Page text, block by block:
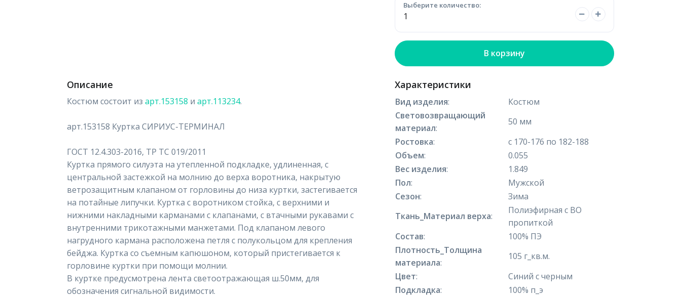
Выберите количество:
В корзину
Описание
Костюм состоит из арт.153158 и арт.113234.
арт.153158 Куртка СИРИУС-ТЕРМИНАЛ
ГОСТ 12.4.303-2016, ТР ТС 019/2011
Куртка прямого силуэта на утепленной подкладке, удлиненная, с
центральной застежкой на молнию до верха воротника, накрытую
ветрозащитным клапаном от горловины до низа куртки, застегивается
на потайные липучки. Куртка с воротником стойка, с верхними и
нижними накладными карманами с клапанами, с втачными рукавами с
внутренними трикотажными манжетами. Под клапаном левого
нагрудного кармана расположена петля с полукольцом для крепления
бейджа. Куртка со съемным капюшоном, который пристегивается к
горловине куртки при помощи молнии.
В куртке предусмотрена лента светоотражающая ш.50мм, для
обозначения сигнальной видимости.
Характеристики
Вид изделия:
Костюм
Световозвращающий
материал:
50 мм
Ростовка:
с 170-176 по 182-188
Объем:
0.055
Вес изделия:
1.849
Пол:
Мужской
Сезон:
Зима
Ткань_Материал верха:
Полиэфирная с ВО
пропиткой
Состав:
100% ПЭ
Плотность_Толщина
материала:
105 г_кв.м.
Цвет:
Синий с черным
Подкладка:
100% п_э